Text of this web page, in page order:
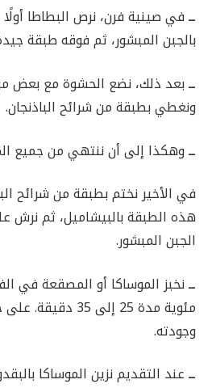
ــفي صينية فرن، نرص البطاطا
بالجبن المبشور، ثم فوقه طبقة
ــبعد ذلك، نضع الحشوة مع بعض
ونغطي بطبقة من شرائح الباذنجان.
ــوهكذا إلى أن ننتهي من جميع
في الأخير نختم بطبقة من شرائح
هذه الطبقة بالبيشاميل، ثم نرش
الجبن المبشور.
ــ
مئوية مدة 25 إلى
وجودته.
ــعند التقديم نزين الموساكا